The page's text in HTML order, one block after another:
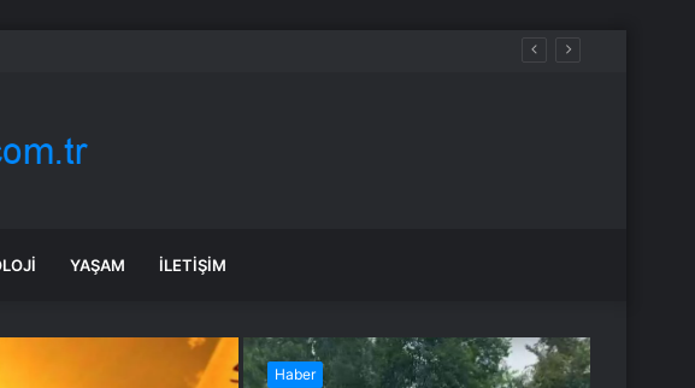
mı? Güncel benzin motorin akaryakıt fiyatları!
YAŞAM İLETIŞIM
Haber